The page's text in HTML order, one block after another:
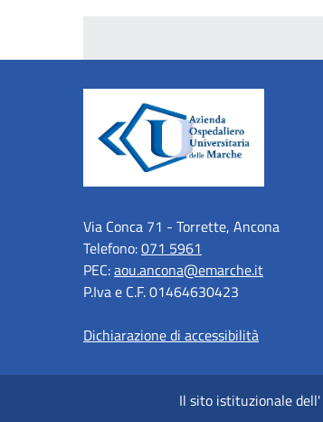
Via Conca 71 - Torrette, Ancona
Telefono:071 5961
PEC:aou.ancona@emarche.it
P.Iva e C.F. 01464630423
Dichiarazione di accessibilità
Il sito istituzionale dell'